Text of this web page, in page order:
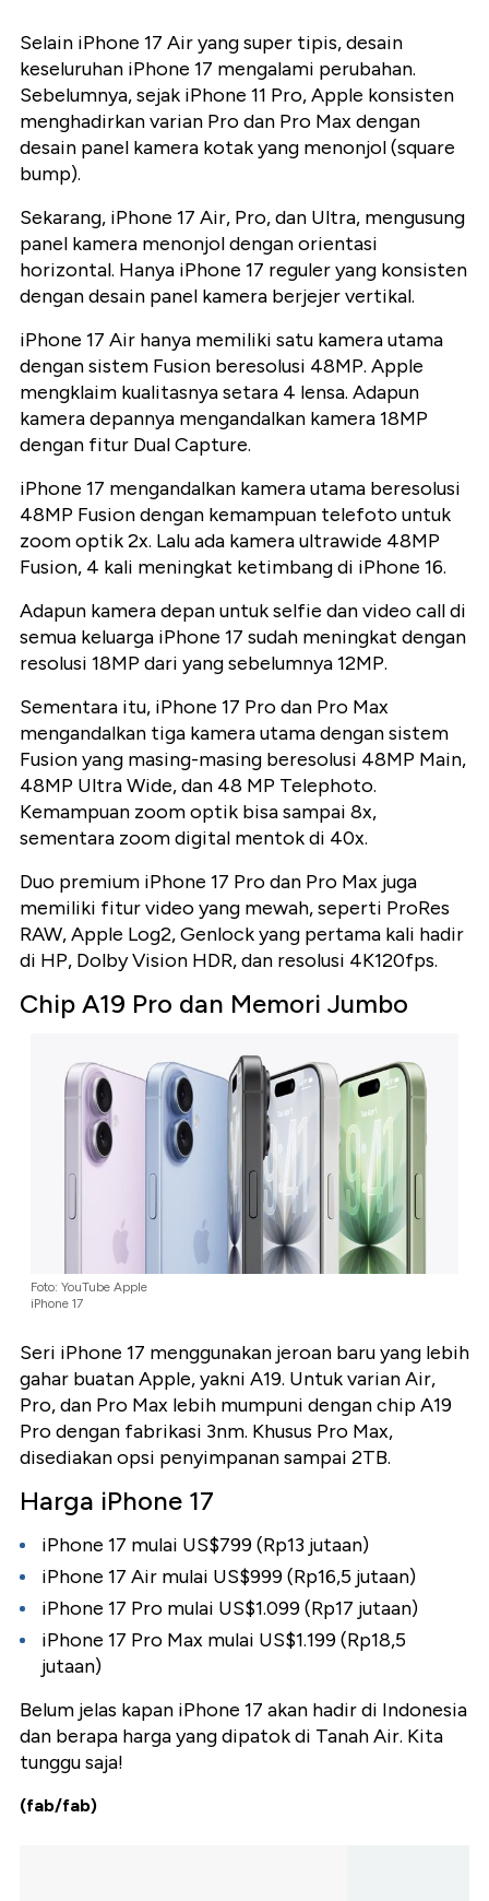
Selain iPhone 17 Air yang super tipis, desain
keseluruhan iPhone 17 mengalami perubahan.
Sebelumnya, sejak iPhone 11 Pro, Apple konsisten
menghadirkan varian Pro dan Pro Max dengan
desain panel kamera kotak yang menonjol (square
bump).
Sekarang, iPhone 17 Air, Pro, dan Ultra, mengusung
panel kamera menonjol dengan orientasi
horizontal. Hanya iPhone 17 reguler yang konsisten
dengan desain panel kamera berjejer vertikal.
iPhone 17 Air hanya memiliki satu kamera utama
dengan sistem Fusion beresolusi 48MP. Apple
mengklaim kualitasnya setara 4 lensa. Adapun
kamera depannya mengandalkan kamera 18MP
dengan fitur Dual Capture.
iPhone 17 mengandalkan kamera utama beresolusi
48MP Fusion dengan kemampuan telefoto untuk
zoom optik 2x. Lalu ada kamera ultrawide 48MP
Fusion, 4 kali meningkat ketimbang di iPhone 16.
Adapun kamera depan untuk selfie dan video call di
semua keluarga iPhone 17 sudah meningkat dengan
resolusi 18MP dari yang sebelumnya 12MP.
Sementara itu, iPhone 17 Pro dan Pro Max
mengandalkan tiga kamera utama dengan sistem
Fusion yang masing-masing beresolusi 48MP Main,
48MP Ultra Wide, dan 48 MP Telephoto.
Kemampuan zoom optik bisa sampai 8x,
sementara zoom digital mentok di 40x.
Duo premium iPhone 17 Pro dan Pro Max juga
memiliki fitur video yang mewah, seperti ProRes
RAW, Apple Log2, Genlock yang pertama kali hadir
di HP, Dolby Vision HDR, dan resolusi 4K120fps.
Chip A19 Pro dan Memori Jumbo
Foto: YouTube Apple
iPhone 17
Seri iPhone 17 menggunakan jeroan baru yang lebih
gahar buatan Apple, yakni A19. Untuk varian Air,
Pro, dan Pro Max lebih mumpuni dengan chip A19
Pro dengan fabrikasi 3nm. Khusus Pro Max,
disediakan opsi penyimpanan sampai 2TB.
Harga iPhone 17
iPhone 17 mulai US$799 (Rp13 jutaan)
iPhone 17 Air mulai US$999 (Rp16,5 jutaan)
iPhone 17 Pro mulai US$1.099 (Rp17 jutaan)
iPhone 17 Pro Max mulai US$1.199 (Rp18,5
jutaan)
Belum jelas kapan iPhone 17 akan hadir di Indonesia
dan berapa harga yang dipatok di Tanah Air. Kita
tunggu saja!
(fab/fab)